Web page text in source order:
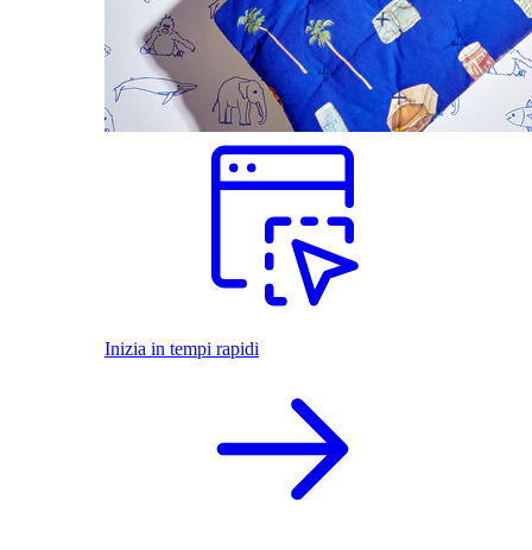
Inizia in tempi rapidi